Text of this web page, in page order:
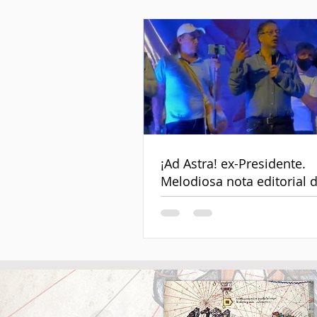
¡Ad Astra! ex-Presidente.
Melodiosa nota editorial
despedida